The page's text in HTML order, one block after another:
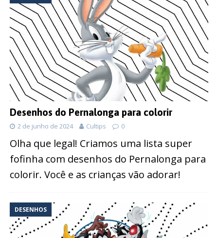
Desenhos do Pernalonga para colorir
2 de junho de 2024 Cultips 0
Olha que legal! Criamos uma lista super
fofinha com desenhos do Pernalonga para
colorir. Você e as crianças vão adorar!
DESENHOS